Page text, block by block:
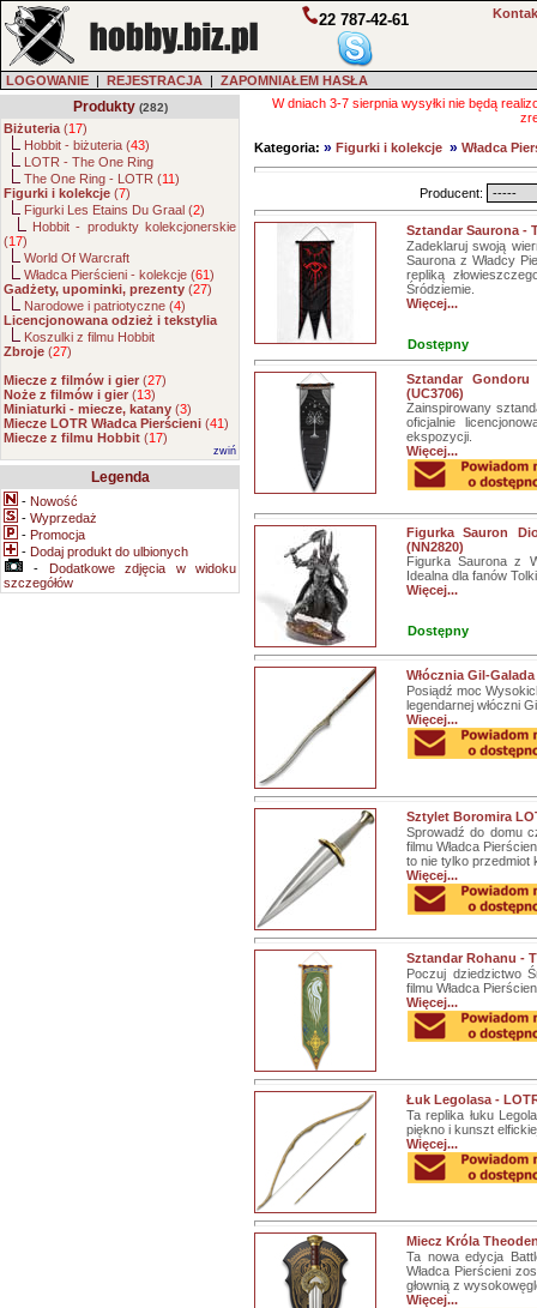
22 787-42-61
LOGOWANIE | REJESTRACJA | ZAPOMNIAŁEM HASŁA
Produkty (282)
Biżuteria (17)
Hobbit - biżuteria (43)
LOTR - The One Ring
The One Ring - LOTR (11)
Figurki i kolekcje (7)
Figurki Les Etains Du Graal (2)
Hobbit - produkty kolekcjonerskie
(17)
World Of Warcraft
Władca Pierścieni - kolekcje (61)
Gadżety, upominki, prezenty (27)
Narodowe i patriotyczne (4)
Licencjonowana odzież i tekstylia
Koszulki z filmu Hobbit
Zbroje (27)
Miecze z filmów i gier (27)
Noże z filmów i gier (13)
Miniaturki - miecze, katany (3)
Miecze LOTR Władca Pierścieni (41)
Miecze z filmu Hobbit (17)
zwiń
Legenda
- Nowość
- Wyprzedaż
- Promocja
- Dodaj produkt do ulbionych
- Dodatkowe zdjęcia w widoku
szczegółów
W dniach 3-7 sierpnia wysyłki nie będą
Kategoria: » Figurki i kolekcje » Władca
Producent:
Sztandar Saurona -
Zadeklaruj swoją
Saurona z Władcy
repliką
Śródziemie.
Więcej...
Dostępny
Sztandar
(UC3706)
Zainspirowany
oficjalnie
ekspozycji.
Więcej...
Figurka Sauron
(NN2820)
Figurka Saurona z
Idealna dla fanów
Więcej...
Dostępny
Włócznia Gil-
Posiądź moc
legendarnej włóczni
Więcej...
Sztylet Boromira
Sprowadź do domu
filmu Władca
to nie tylko przedmiot
Więcej...
Sztandar Rohanu -
Poczuj dziedzictwo
filmu Władca
Więcej...
Łuk Legolasa -
Ta replika łuku
piękno i kunszt
Więcej...
Miecz Króla
Ta nowa edycja
Władca Pierścieni
głownią z
Więcej...